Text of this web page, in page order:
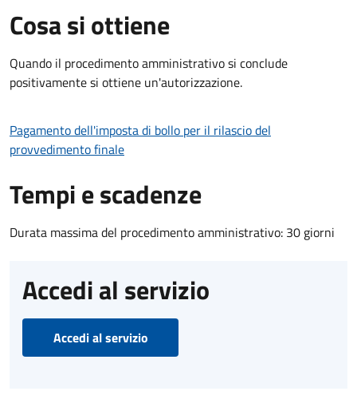
Cosa si ottiene
Quando il procedimento amministrativo si conclude
positivamente si ottiene un'autorizzazione.
Pagamento dell'imposta di bollo per il rilascio del
provvedimento finale
Tempi e scadenze
Durata massima del procedimento amministrativo: 30 giorni
Accedi al servizio
Accedi al servizio